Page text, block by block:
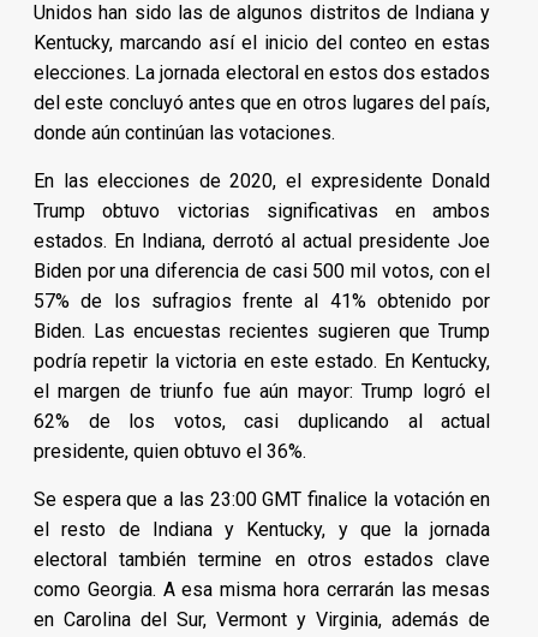
Unidos han sido las de algunos distritos de Indiana y
Kentucky, marcando así el inicio del conteo en estas
elecciones. La jornada electoral en estos dos estados
del este concluyó antes que en otros lugares del país,
donde aún continúan las votaciones.
En las elecciones de 2020, el expresidente Donald
Trump obtuvo victorias significativas en ambos
estados. En Indiana, derrotó al actual presidente Joe
Biden por una diferencia de casi 500 mil votos, con el
57% de los sufragios frente al 41% obtenido por
Biden. Las encuestas recientes sugieren que Trump
podría repetir la victoria en este estado. En Kentucky,
el margen de triunfo fue aún mayor: Trump logró el
62% de los votos, casi duplicando al actual
presidente, quien obtuvo el 36%.
Se espera que a las 23:00 GMT finalice la votación en
el resto de Indiana y Kentucky, y que la jornada
electoral también termine en otros estados clave
como Georgia. A esa misma hora cerrarán las mesas
en Carolina del Sur, Vermont y Virginia, además de